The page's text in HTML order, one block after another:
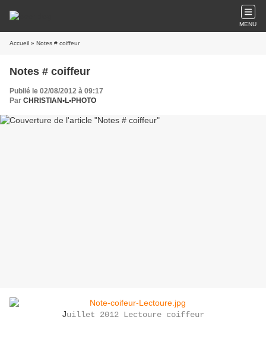
MENU
Accueil » Notes # coiffeur
Notes # coiffeur
Publié le 02/08/2012 à 09:17
Par CHRISTIAN•L•PHOTO
Juillet 2012 Lectoure coiffeur